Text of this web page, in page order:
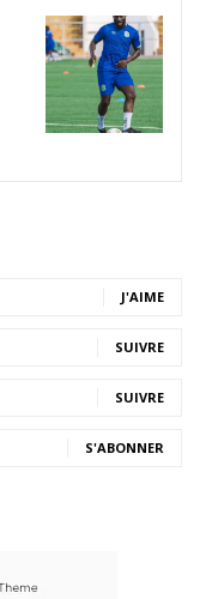
J'AIME
SUIVRE
SUIVRE
S'ABONNER